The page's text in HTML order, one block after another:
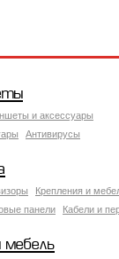
и аксессуары
Антивирусы
Крепления и
панели Кабели и
мебель